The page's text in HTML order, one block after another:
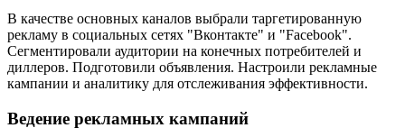
В качестве основных каналов выбрали таргетированную
рекламу в социальных сетях "Вконтакте" и "Facebook".
Сегментировали аудитории на конечных потребителей и
диллеров. Подготовили объявления. Настроили рекламные
кампании и аналитику для отслеживания эффективности.
Ведение рекламных кампаний